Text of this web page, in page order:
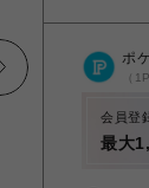
ポ
（
会員登
最大